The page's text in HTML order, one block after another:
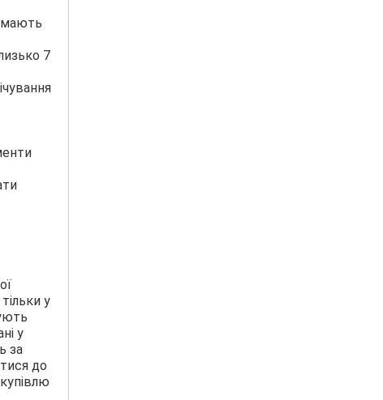
7
у
у
за
до